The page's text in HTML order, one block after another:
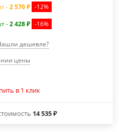
-2 570 ₽ -12%
-2 428 ₽ -16%
дешевле?
цены
в 1 клик
14 535 ₽